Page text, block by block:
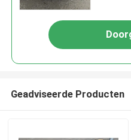
Geadviseerde Producten